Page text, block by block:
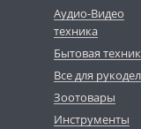
Аудио-Видео
техника
Бытовая
Все для
Зоотовары
Инструменты